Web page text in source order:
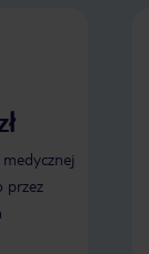
przez